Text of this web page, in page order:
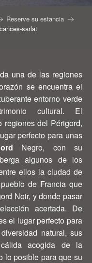
Reserve su estancia
sarlat
una de las regiones
se encuentra el
entorno verde
cultural. El
regiones del Périgord,
perfecto para unas
Negro, con su
algunos de los
ellos la ciudad de
de Francia que
Noir, y donde pasar
acertada. De
el lugar perfecto para
natural, sus
acogida de la
lo posible para que su